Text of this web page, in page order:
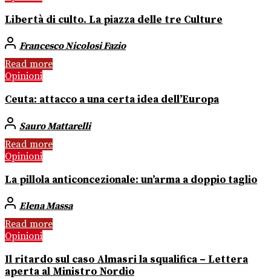
Libertà di culto. La piazza delle tre Culture
Francesco Nicolosi Fazio
Read more
Opinioni
Ceuta: attacco a una certa idea dell’Europa
Sauro Mattarelli
Read more
Opinioni
La pillola anticoncezionale: un’arma a doppio taglio
Elena Massa
Read more
Opinioni
Il ritardo sul caso Almasri la squalifica – Lettera
aperta al Ministro Nordio